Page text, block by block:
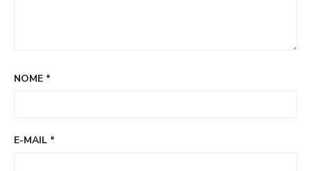
NOME *
E-MAIL *